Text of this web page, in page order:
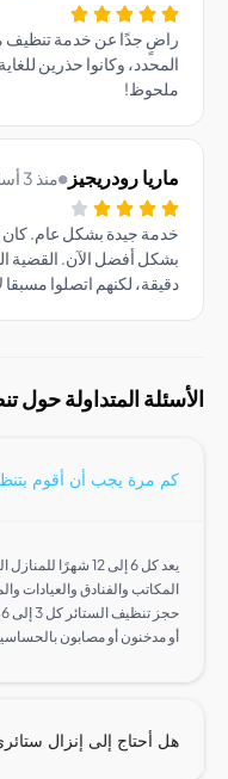
جدًا عن خدمة تنظيف مكيف
وكانوا حذرين للغاية مع
رودريجيز منذ 3 أسابيع
جيدة بشكل عام. كان التنظيف
لكنهم اتصلوا مسبقا لإبلاغي.
المتداولة حول تنظيف
مرة يجب أن أقوم بتنظيف
يعد كل 6 إلى 12 شهرًا للمنازل
والفنادق والعيادات والمساحات
حجز تنظيف
أو مصابون بالحساسية من التنظيف كل 3
إلى إنزال ستائري